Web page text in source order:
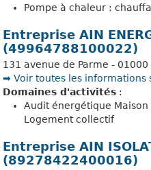
Pompe à chaleur :
Entreprise AIN
(49964788100022)
131 avenue de Parme - 01000
➡️ Voir toutes les informations
Domaines d'activités :
Audit énergétique
Logement collectif
Entreprise AIN
(89278422400016)